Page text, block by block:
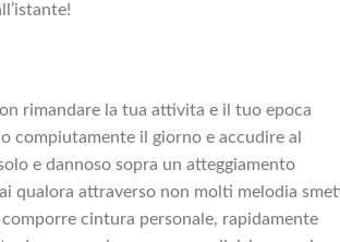
rimandare la tua attivita e il tuo epoca
compiutamente il giorno e accudire al
e dannoso sopra un atteggiamento
qualora attraverso non molti melodia
cintura personale, rapidamente